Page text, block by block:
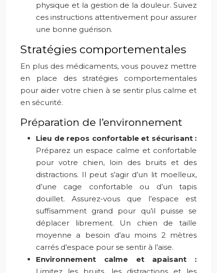
physique et la gestion de la douleur. Suivez
ces instructions attentivement pour assurer
une bonne guérison.
Stratégies comportementales
En plus des médicaments, vous pouvez mettre
en place des stratégies comportementales
pour aider votre chien à se sentir plus calme et
en sécurité.
Préparation de l’environnement
Lieu de repos confortable et sécurisant :
Préparez un espace calme et confortable
pour votre chien, loin des bruits et des
distractions. Il peut s’agir d’un lit moelleux,
d’une cage confortable ou d’un tapis
douillet. Assurez-vous que l’espace est
suffisamment grand pour qu’il puisse se
déplacer librement. Un chien de taille
moyenne a besoin d’au moins 2 mètres
carrés d’espace pour se sentir à l’aise.
Environnement calme et apaisant :